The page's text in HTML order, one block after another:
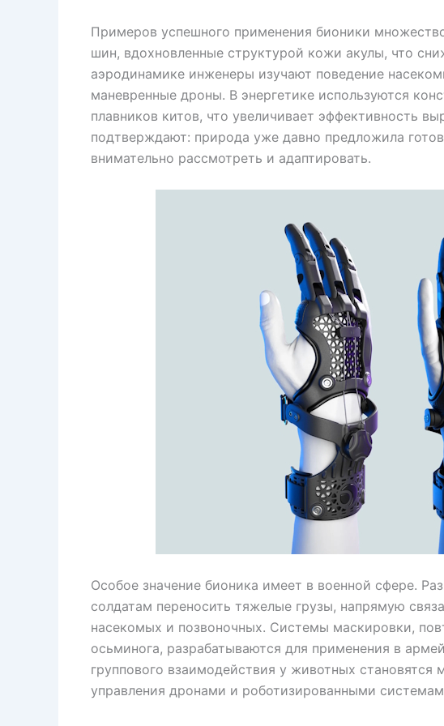
Примеров успешного применения бионики
шин, вдохновленные структурой кожи акулы, что
аэродинамике инженеры изучают поведение
маневренные дроны. В энергетике используются
плавников китов, что увеличивает эффективность
подтверждают: природа уже давно предложила
внимательно рассмотреть и адаптировать.
Особое значение бионика имеет в военной сфере.
солдатам переносить тяжелые грузы, напрямую
насекомых и позвоночных. Системы маскировки,
осьминога, разрабатываются для применения в
группового взаимодействия у животных
управления дронами и роботизированными